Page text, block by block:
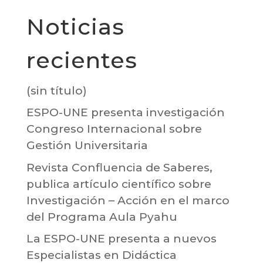
Noticias
recientes
(sin título)
ESPO-UNE presenta investigación
Congreso Internacional sobre
Gestión Universitaria
Revista Confluencia de Saberes,
publica artículo científico sobre
Investigación – Acción en el marco
del Programa Aula Pyahu
La ESPO-UNE presenta a nuevos
Especialistas en Didáctica